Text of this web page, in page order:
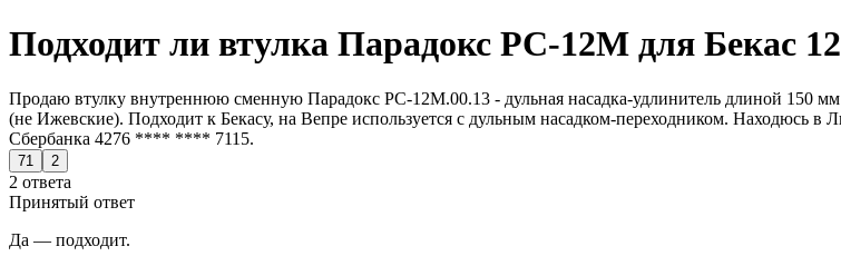
Подходит ли втулка Парадокс РС-12М для Бекас
Продаю втулку внутреннюю сменную Парадокс РС-12М.00.13 - дульная насадка-удлинитель длиной 150
(не Ижевские). Подходит к Бекасу, на Вепре используется с дульным насадком-переходником. Находюсь в
Сбербанка 4276 **** **** 7115.
71 2
2 ответа
Принятый ответ
Да — подходит.